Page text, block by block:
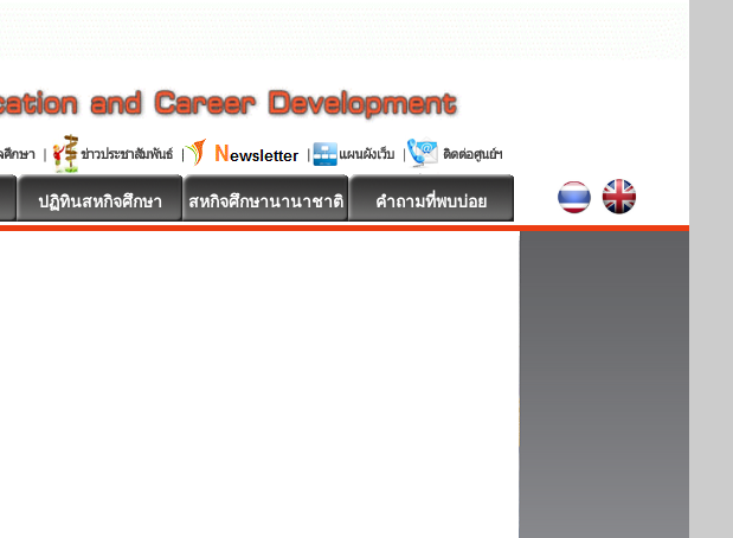
ปฏิทินสหกิจศึกษา สหกิจศึกษานานาชาติ คำถามที่พบบ่อย